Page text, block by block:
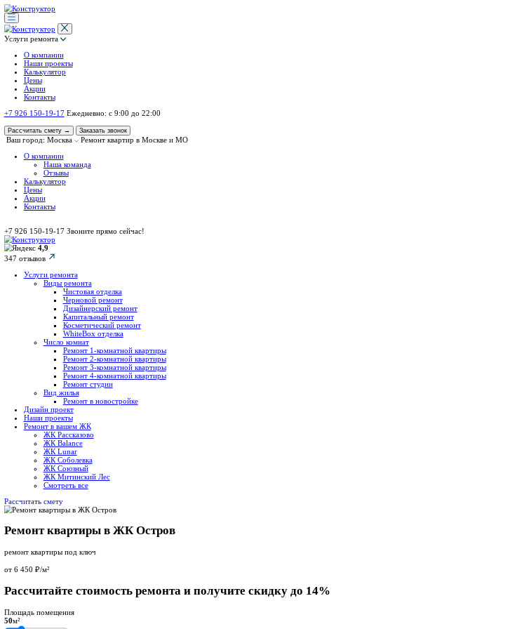
Услуги ремонта
О компании
Наши проекты
Калькулятор
Цены
Акции
Контакты
+7 926 150-19-17
Рассчитать смету
Ваш город: Москва
Наша команда
Калькулятор
Акции
Контакты
+7 926 150-19-17 Звоните прямо сейчас!
4,9
347 отзывов
Услуги ремонта
Виды ремонта
Черновой ремонт
Дизайнерский ремонт
Косметический ремонт
WhiteBox отделка
Число комнат
Ремонт 2-комнатной квартиры
Ремонт 3-комнатной квартиры
Ремонт 4-комнатной квартиры
Ремонт студии
Дизайн проект
Наши проекты
Ремонт в вашем ЖК